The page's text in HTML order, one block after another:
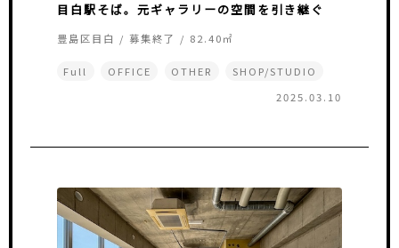
目白駅そば。元ギャラリーの空間を引き継ぐ
豊島区目白 / 募集終了 / 82.40㎡
Full OFFICE OTHER
SHOP/STUDIO
2025.03.10